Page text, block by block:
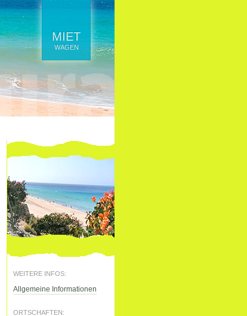
MIET
WAGEN
WEITERE INFOS:
Allgemeine Informationen
ORTSCHAFTEN: